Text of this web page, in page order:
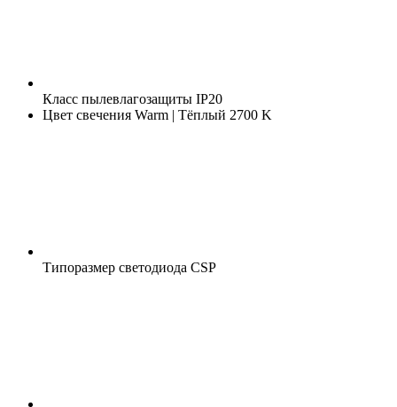
Класс пылевлагозащиты IP20
Цвет свечения Warm | Тёплый 2700 K
Типоразмер светодиода CSP